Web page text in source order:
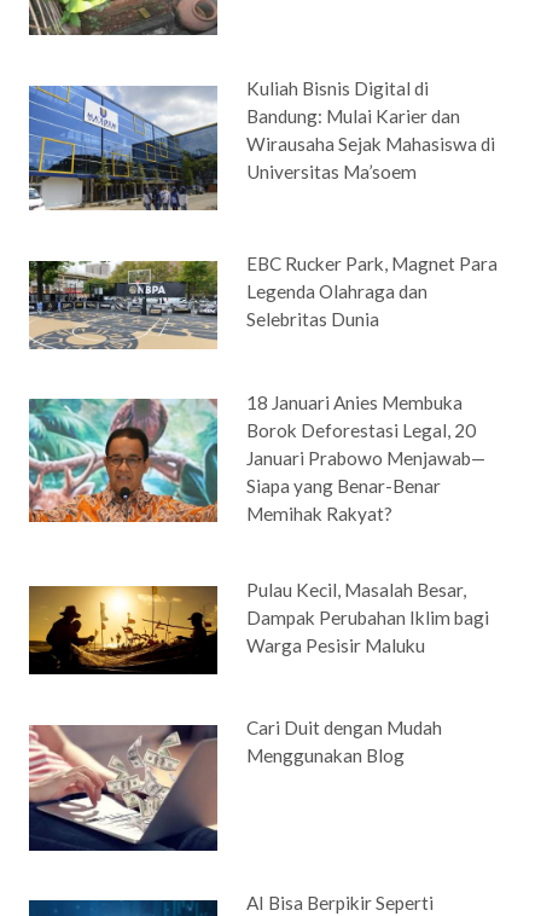
Kuliah Bisnis Digital di
Bandung: Mulai Karier dan
Wirausaha Sejak Mahasiswa di
Universitas Ma’soem
EBC Rucker Park, Magnet Para
Legenda Olahraga dan
Selebritas Dunia
18 Januari Anies Membuka
Borok Deforestasi Legal, 20
Januari Prabowo Menjawab—
Siapa yang Benar-Benar
Memihak Rakyat?
Pulau Kecil, Masalah Besar,
Dampak Perubahan Iklim bagi
Warga Pesisir Maluku
Cari Duit dengan Mudah
Menggunakan Blog
AI Bisa Berpikir Seperti